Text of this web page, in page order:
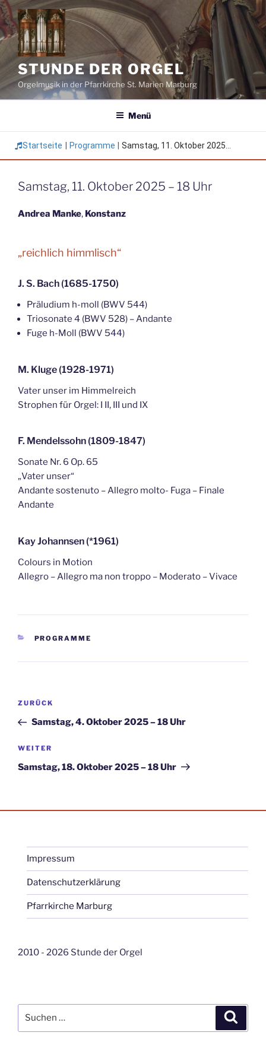
Zum
Inhalt
springen
STUNDE DER ORGEL
Orgelmusik in der Pfarrkirche St. Marien Marburg
Menü
Startseite Programme Samstag, 11. Oktober 2025...
Samstag, 11. Oktober 2025 – 18 Uhr
Andrea Manke, Konstanz
„reichlich himmlisch“
J. S. Bach (1685-1750)
Präludium h-moll (BWV 544)
Triosonate 4 (BWV 528) – Andante
Fuge h-Moll (BWV 544)
M. Kluge (1928-1971)
Vater unser im Himmelreich
Strophen für Orgel: I II, III und IX
F. Mendelssohn (1809-1847)
Sonate Nr. 6 Op. 65
„Vater unser“
Andante sostenuto – Allegro molto- Fuga – Finale
Andante
Kay Johannsen (*1961)
Colours in Motion
Allegro – Allegro ma non troppo – Moderato – Vivace
KATEGORIEN
PROGRAMME
Beitragsnavigation
Vorheriger
Beitrag
ZURÜCK
Samstag, 4. Oktober 2025 – 18 Uhr
Nächster
Beitrag
WEITER
Samstag, 18. Oktober 2025 – 18 Uhr
Impressum
Datenschutzerklärung
Pfarrkirche Marburg
2010 - 2026 Stunde der Orgel
nach: